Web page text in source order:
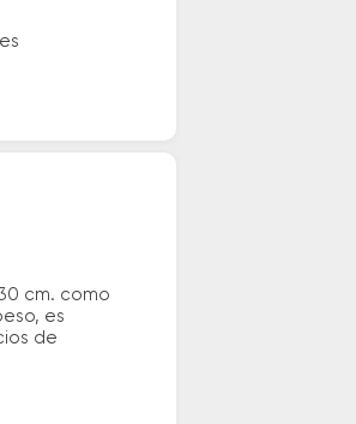
cm. como
es
de